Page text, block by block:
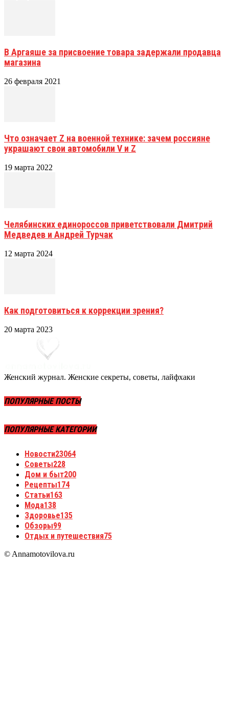
В Аргаяше за присвоение товара задержали продавца
магазина
26 февраля 2021
Что означает Z на военной технике: зачем россияне
украшают свои автомобили V и Z
19 марта 2022
Челябинских единороссов приветствовали Дмитрий
Медведев и Андрей Турчак
12 марта 2024
Как подготовиться к коррекции зрения?
20 марта 2023
Женский журнал. Женские секреты, советы, лайфхаки
ПОПУЛЯРНЫЕ ПОСТЫ
ПОПУЛЯРНЫЕ КАТЕГОРИИ
Новости23064
Советы228
Дом и быт200
Рецепты174
Статьи163
Мода138
Здоровье135
Обзоры99
Отдых и путешествия75
© Annamotovilova.ru